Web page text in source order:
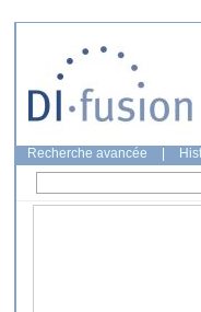
Recherche avancée